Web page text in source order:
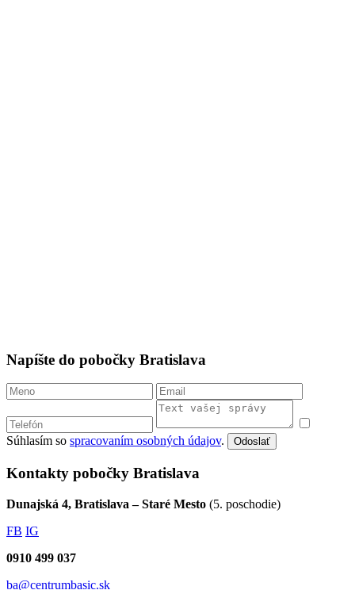
Napíšte do pobočky Bratislava
Súhlasím so spracovaním osobných údajov. Odoslať
Kontakty pobočky Bratislava
Dunajská 4, Bratislava – Staré Mesto (5. poschodie)
FB IG
0910 499 037
ba@centrumbasic.sk